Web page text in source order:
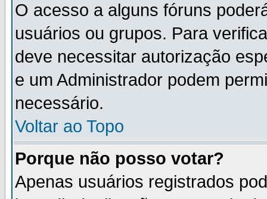
O acesso a alguns fóruns
usuários ou grupos. Para
deve necessitar autorização
e um Administrador podem
necessário.
Voltar ao Topo
Porque não posso votar?
Apenas usuários registrados